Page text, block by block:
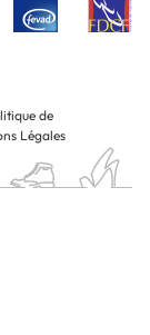
de
Légales